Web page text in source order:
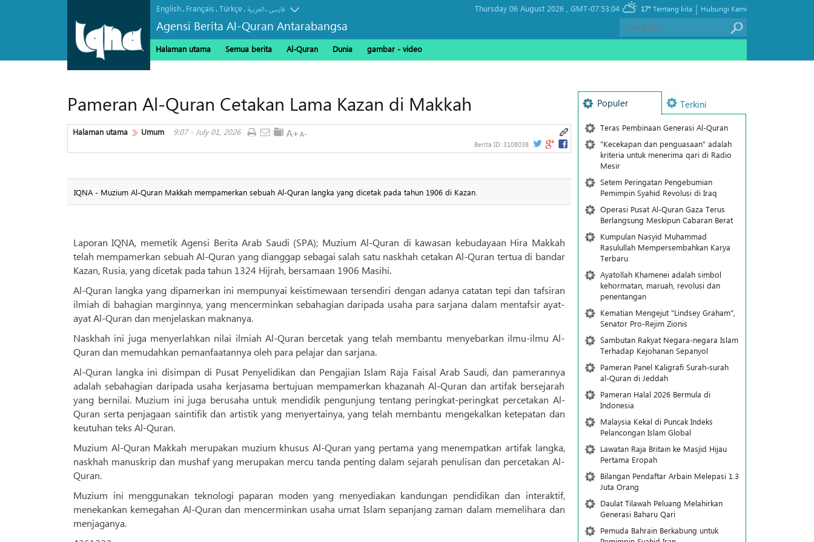
English. Français.Türkçe. العربیة.فارسی
Agensi Berita Al-Quran Antarabangsa
Thursday 06 August 2026 , GMT-07:53:04 17° Hubungi Kami
|
Tentang kita
Halaman utama Semua berita Al-Quran Dunia gambar - video
Pameran Al-Quran Cetakan Lama Kazan di Makkah
Halaman utama Umum 9:07 - July 01, 2026
Berita ID: 3108038
IQNA - Muzium Al-Quran Makkah mempamerkan sebuah Al-Quran langka yang dicetak pada tahun 1906 di Kazan.
Laporan IQNA, memetik Agensi Berita Arab Saudi (SPA); Muzium Al-Quran di kawasan kebudayaan Hira Makkah
telah mempamerkan sebuah Al-Quran yang dianggap sebagai salah satu naskhah cetakan Al-Quran tertua di bandar
Kazan, Rusia, yang dicetak pada tahun 1324 Hijrah, bersamaan 1906 Masihi.
Al-Quran langka yang dipamerkan ini mempunyai keistimewaan tersendiri dengan adanya catatan tepi dan tafsiran
ilmiah di bahagian marginnya, yang mencerminkan sebahagian daripada usaha para sarjana dalam mentafsir ayat-
ayat Al-Quran dan menjelaskan maknanya.
Naskhah ini juga menyerlahkan nilai ilmiah Al-Quran bercetak yang telah membantu menyebarkan ilmu-ilmu Al-
Quran dan memudahkan pemanfaatannya oleh para pelajar dan sarjana.
Al-Quran langka ini disimpan di Pusat Penyelidikan dan Pengajian Islam Raja Faisal Arab Saudi, dan pamerannya
adalah sebahagian daripada usaha kerjasama bertujuan mempamerkan khazanah Al-Quran dan artifak bersejarah
yang bernilai. Muzium ini juga berusaha untuk mendidik pengunjung tentang peringkat-peringkat percetakan Al-
Quran serta penjagaan saintifik dan artistik yang menyertainya, yang telah membantu mengekalkan ketepatan dan
keutuhan teks Al-Quran.
Muzium Al-Quran Makkah merupakan muzium khusus Al-Quran yang pertama yang menempatkan artifak langka,
naskhah manuskrip dan mushaf yang merupakan mercu tanda penting dalam sejarah penulisan dan percetakan Al-
Quran.
Muzium ini menggunakan teknologi paparan moden yang menyediakan kandungan pendidikan dan interaktif,
menekankan kemegahan Al-Quran dan mencerminkan usaha umat Islam sepanjang zaman dalam memelihara dan
menjaganya.
Populer Terkini
Teras Pembinaan Generasi Al-Quran
"Kecekapan dan penguasaan" adalah
kriteria untuk menerima qari di Radio
Mesir
Setem Peringatan Pengebumian
Pemimpin Syahid Revolusi di Iraq
Operasi Pusat Al-Quran Gaza Terus
Berlangsung Meskipun Cabaran Berat
Kumpulan Nasyid Muhammad
Rasulullah Mempersembahkan Karya
Terbaru
Ayatollah Khamenei adalah simbol
kehormatan, maruah, revolusi dan
penentangan
Kematian Mengejut "Lindsey Graham",
Senator Pro-Rejim Zionis
Sambutan Rakyat Negara-negara Islam
Terhadap Kejohanan Sepanyol
Pameran Panel Kaligrafi Surah-surah
al-Quran di Jeddah
Pameran Halal 2026 Bermula di
Indonesia
Malaysia Kekal di Puncak Indeks
Pelancongan Islam Global
Lawatan Raja Britain ke Masjid Hijau
Pertama Eropah
Bilangan Pendaftar Arbain Melepasi 1.3
Juta Orang
Daulat Tilawah Peluang Melahirkan
Generasi Baharu Qari
Pemuda Bahrain Berkabung untuk